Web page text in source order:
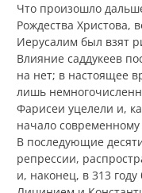
Что произошло
Рождества Христова,
Иерусалим был взят
Влияние саддукеев
на нет; в настоящее
лишь
Фарисеи уцелели и,
начало
В последующие
репрессии,
и, наконец, в 313